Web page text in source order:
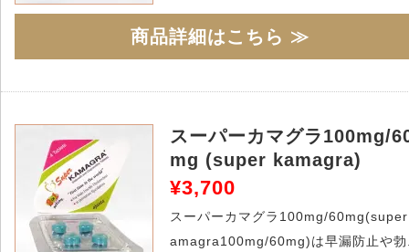
商品詳細はこちら ≫
スーパーカマグラ100mg/
mg (super kamagra)
¥3,700
スーパーカマグラ100mg/
amagra100mg/60mg)は早漏防止や